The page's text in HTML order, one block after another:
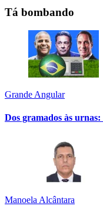
Tá bombando
Grande Angular
Dos gramados às
Manoela Alcântara